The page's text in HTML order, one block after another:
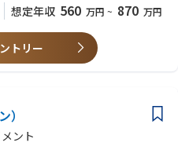
携し、経営の意思決定に近い立場で
。
（APEC/APAC）の上位ポジション
のキャリアアップ可能性あり
アテンド。
・スケジュール調整・進行管理。
・管理、運用ルールづくり。
想定年収 560 万円 ~ 870 万円
トリー
ント